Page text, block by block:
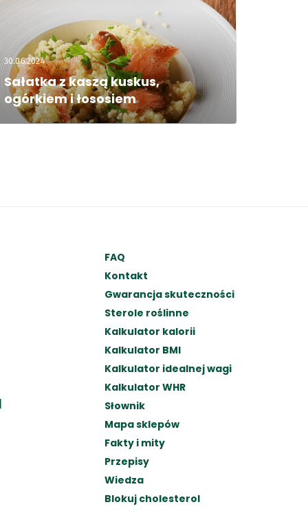
30.06.2024
Sałatka z kaszą kuskus,
ogórkiem i łososiem
FAQ
Kontakt
Gwarancja skuteczności
Sterole roślinne
Kalkulator kalorii
Kalkulator BMI
Kalkulator idealnej wagi
Kalkulator WHR
Słownik
Mapa sklepów
Fakty i mity
Przepisy
Wiedza
Blokuj cholesterol